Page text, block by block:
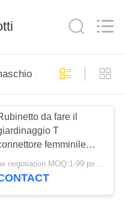
tubo
52
del tubo flessibile
da fare il
T
femminile
del tubo
di Seat di 60
be negotiation MOQ:1-99 pezzi